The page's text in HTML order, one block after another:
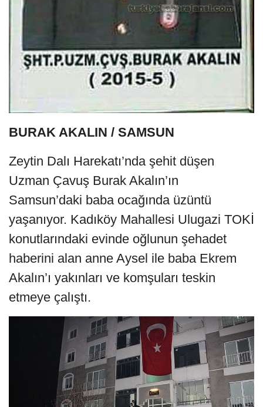
BURAK AKALIN / SAMSUN
Zeytin Dalı Harekatı’nda şehit düşen
Uzman Çavuş Burak Akalın’ın
Samsun’daki baba ocağında üzüntü
yaşanıyor. Kadıköy Mahallesi Ulugazi TOKİ
konutlarındaki evinde oğlunun şehadet
haberini alan anne Aysel ile baba Ekrem
Akalın’ı yakınları ve komşuları teskin
etmeye çalıştı.